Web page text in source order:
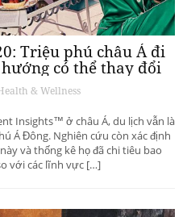
Triệu phú châu Á đi
có thể thay đổi
thượng lưu
& Wellness
Insights™ ở châu Á, du lịch vẫn là
Á Đông. Nghiên cứu còn xác định
và thống kê họ đã chi tiêu bao
với các lĩnh vực […]